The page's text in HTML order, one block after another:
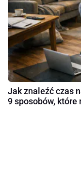
Jak znaleźć czas
9 sposobów, które